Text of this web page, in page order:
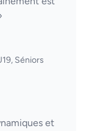
Séniors
et